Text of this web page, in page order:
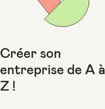
Créer son
entreprise de A à
Z !